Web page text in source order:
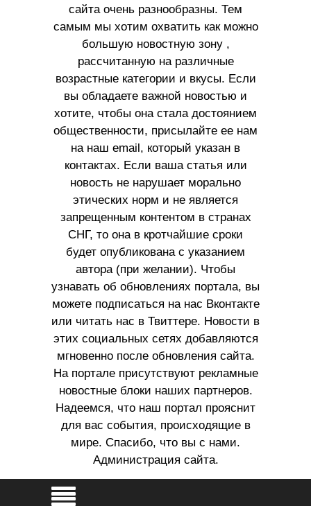
сайта очень разнообразны. Тем
самым мы хотим охватить как можно
большую новостную зону ,
рассчитанную на различные
возрастные категории и вкусы. Если
вы обладаете важной новостью и
хотите, чтобы она стала достоянием
общественности, присылайте ее нам
на наш email, который указан в
контактах. Если ваша статья или
новость не нарушает морально
этических норм и не является
запрещенным контентом в странах
СНГ, то она в кротчайшие сроки
будет опубликована с указанием
автора (при желании). Чтобы
узнавать об обновлениях портала, вы
можете подписаться на нас Вконтакте
или читать нас в Твиттере. Новости в
этих социальных сетях добавляются
мгновенно после обновления сайта.
На портале присутствуют рекламные
новостные блоки наших партнеров.
Надеемся, что наш портал прояснит
для вас события, происходящие в
мире. Спасибо, что вы с нами.
Администрация сайта.